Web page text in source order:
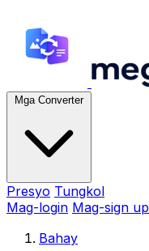
Mga Converter
Presyo Tungkol
Mag-login Mag-sign up
Bahay